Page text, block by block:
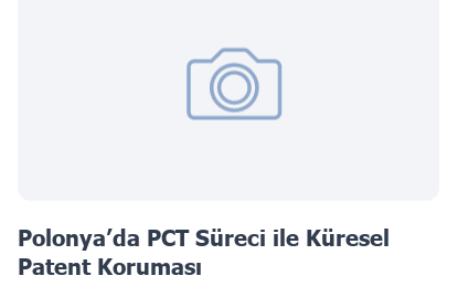
Polonya’da PCT Süreci ile Küresel
Patent Koruması